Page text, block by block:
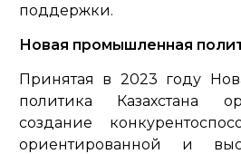
поддержки.
Новая промышленная
Принятая в 2023 году
политика Казахстана
создание
ориентированной и